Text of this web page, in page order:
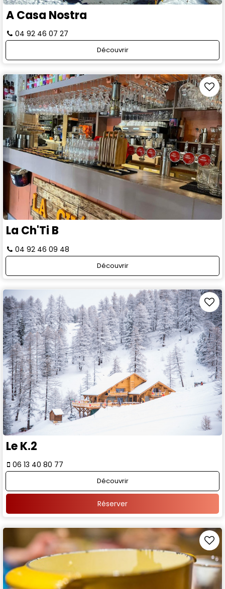
A Casa Nostra
04 92 46 07 27
Découvrir
La Ch'Ti B
04 92 46 09 48
Découvrir
Le K.2
06 13 40 80 77
Découvrir
Réserver